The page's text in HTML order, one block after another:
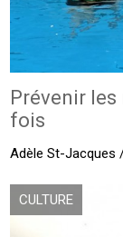
Prévenir les
fois
Adèle St-Jacques
CULTURE